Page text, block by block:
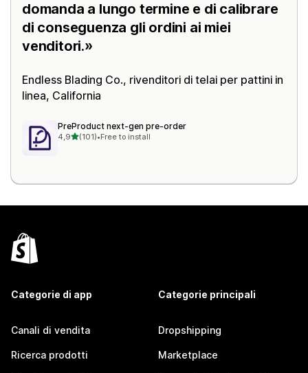
domanda a lungo termine e di calibrare
di conseguenza gli ordini ai miei
venditori.
Endless Blading Co., rivenditori di telai per pattini in
linea, California
PreProduct next‑gen pre‑order
4,9stelle su 5
(101)
101 recensioni totali
•Free to install
Categorie di app
Canali di vendita
Ricerca prodotti
Categorie principali
Dropshipping
Marketplace